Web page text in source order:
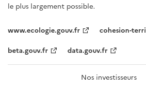
le plus largement possible.
www.ecologie.gouv.fr
cohesion-
beta.gouv.fr
data.gouv.fr
Nos investisseurs